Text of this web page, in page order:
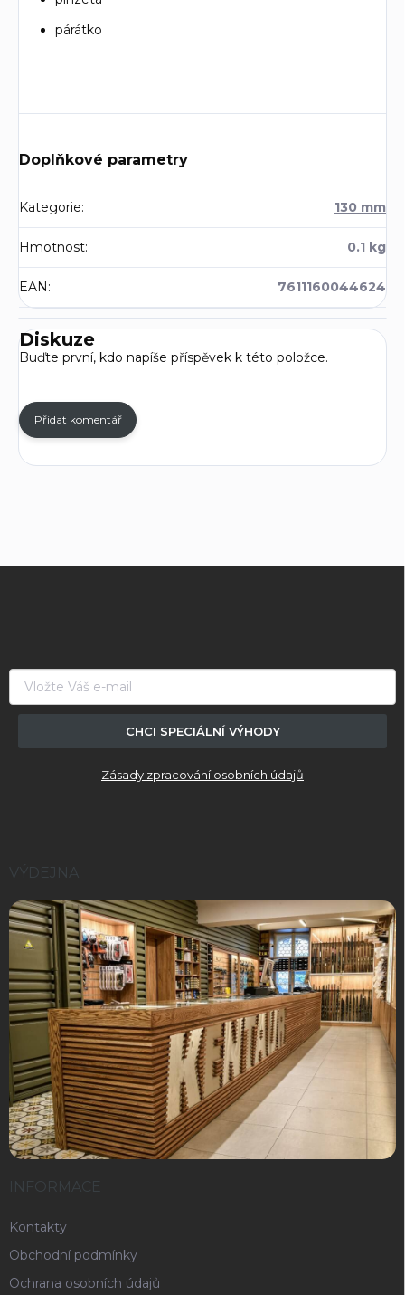
párátko
Doplňkové parametry
Kategorie: 130 mm
Hmotnost: 0.1 kg
EAN : 7611160044624
Diskuze
Buďte první, kdo napíše příspěvek k této položce.
Přidat komentář
CHCI SPECIÁLNÍ VÝHODY
Zásady zpracování osobních údajů
VÝDEJNA
INFORMACE
Kontakty
Obchodní podmínky
Ochrana osobních údajů